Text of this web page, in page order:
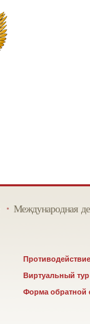
Международная
Виртуальный тур
Форма обратной